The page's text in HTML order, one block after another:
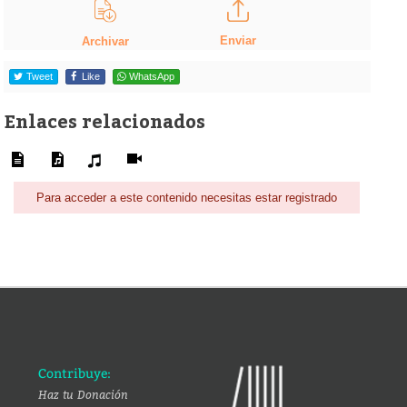
Archivar Enviar
Tweet Like WhatsApp
Enlaces relacionados
Para acceder a este contenido necesitas estar registrado
Contribuye:
Haz tu Donación